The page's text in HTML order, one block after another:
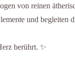
von reinen
und begleiten
berührt. ✨